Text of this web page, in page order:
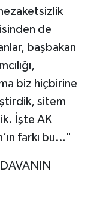
de
başbakan
biz hiçbirine
sitem
İşte AK
farkı bu…"